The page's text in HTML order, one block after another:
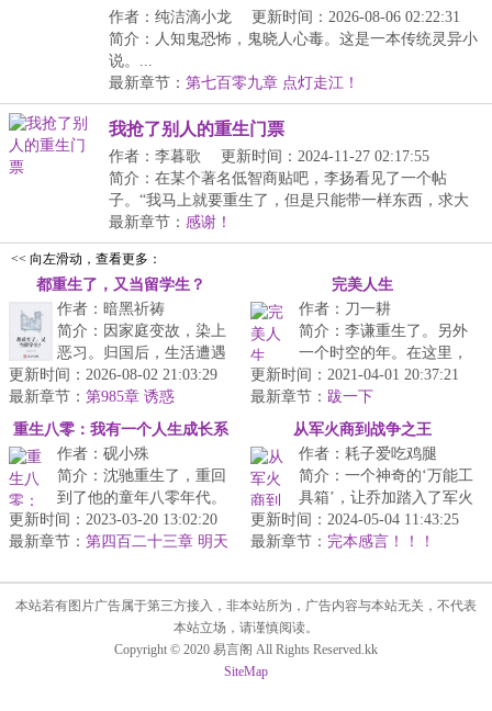
作者：纯洁滴小龙
更新时间：2026-08-06 02:22:31
简介：人知鬼恐怖，鬼晓人心毒。这是一本传统灵异小
说。...
最新章节： 第七百零九章 点灯走江！
我抢了别人的重生门票
作者：李暮歌
更新时间：2024-11-27 02:17:55
简介：在某个著名低智商贴吧，李扬看见了一个帖
子。“我马上就要重生了，但是只能带一样东西，求大
家帮我...
最新章节： 感谢！
<< 向左滑动，查看更多：
都重生了，又当留学生？
作者：暗黑祈祷
简介：因家庭变故，染上
恶习。归国后，生活遭遇
了巨大的转变。历尽艰
辛，终于在三十六岁时攒
下了房子的首...
更新时间：2026-08-02 21:03:29
最新章节： 第985章 诱惑
完美人生
作者：刀一耕
简介：李谦重生了。另外
一个时空的年。在这里，
他当然比普通人更容易获
得成功。但成功是什么？
钱么？或者...
更新时间：2021-04-01 20:37:21
最新章节： 跋一下
重生八零：我有一个人生成长系
统
作者：砚小殊
简介：沈驰重生了，重回
到了他的童年八零年代。
伴随他重生的，还有一个
人生成长系统！只要刷刷
更新时间：2023-03-20 13:02:20
最新章节： 第四百二十三章 明天
从军火商到战争之王
作者：耗子爱吃鸡腿
简介：一个神奇的‘万能工
具箱’，让乔加踏入了军火
界。世界的波谲诡异让乔
加逐渐改变了自己的目
更新时间：2024-05-04 11:43:25
最新章节： 完本感言！！！
本站若有图片广告属于第三方接入，非本站所为，广告内容与本站无关，不代表
本站立场，请谨慎阅读。
Copyright © 2020 易言阁 All Rights Reserved.kk
SiteMap